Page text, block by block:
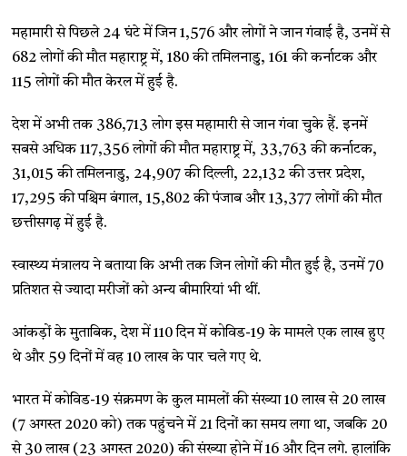
महामारी से पिछले 24 घंटे में जिन 1,576 और लोगों ने जान गंवाई है, उनमें से
682 लोगों की मौत महाराष्ट्र में, 180 की तमिलनाडु, 161 की कर्नाटक और
115 लोगों की मौत केरल में हुई है.
देश में अभी तक 386,713 लोग इस महामारी से जान गंवा चुके हैं. इनमें
सबसे अधिक 117,356 लोगों की मौत महाराष्ट्र में, 33,763 की कर्नाटक,
31,015 की तमिलनाडु, 24,907 की दिल्ली, 22,132 की उत्तर प्रदेश,
17,295 की पश्चिम बंगाल, 15,802 की पंजाब और 13,377 लोगों की मौत
छत्तीसगढ़ में हुई है.
स्वास्थ्य मंत्रालय ने बताया कि अभी तक जिन लोगों की मौत हुई है, उनमें 70
प्रतिशत से ज्यादा मरीजों को अन्य बीमारियां भी थीं.
आंकड़ों के मुताबिक, देश में 110 दिन में कोविड-19 के मामले एक लाख हुए
थे और 59 दिनों में वह 10 लाख के पार चले गए थे.
भारत में कोविड-19 संक्रमण के कुल मामलों की संख्या 10 लाख से 20 लाख
(7 अगस्त 2020 को) तक पहुंचने में 21 दिनों का समय लगा था, जबकि 20
से 30 लाख (23 अगस्त 2020) की संख्या होने में 16 और दिन लगे. हालांकि